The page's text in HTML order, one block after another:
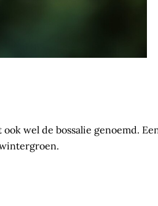
wel de bossalie genoemd.